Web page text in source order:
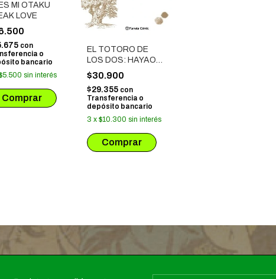
MI OTAKU
LOVE
con
o
bancario
sin interés
EL TOTORO DE
LOS DOS: HAYAO
MIYAZAKI Y "MI
VECINO TOTORO"
$30.900
$29.355 con
Transferencia o
depósito bancario
3 x $10.300 sin interés